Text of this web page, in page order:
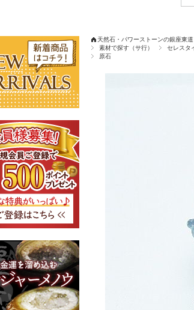
天然石・パワーストーンの銀座東道
素材で探す（サ行）
セレスタ
原石